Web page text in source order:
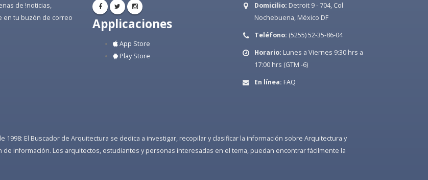
de !noticias,
en tu buzón de correo
Applicaciones
App Store
Play Store
Domicilio: Detroit 9 - 704, Col
Nochebuena, México DF
Teléfono: (5255) 52-35-86-04
Horario: Lunes a Viernes 9:30 hrs a
17:00 hrs (GTM -6)
En línea: FAQ
El Buscador de Arquitectura se dedica a investigar, recopilar y clasificar la información sobre Arquitectura y
información. Los arquitectos, estudiantes y personas interesadas en el tema, puedan encontrar fácilmente la